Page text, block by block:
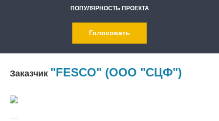
ПОПУЛЯРНОСТЬ ПРОЕКТА
Голосовать
Заказчик "FESCO" (ООО "СЦФ")